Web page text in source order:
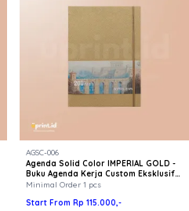
AGSC-006
Agenda Solid Color IMPERIAL GOLD -
Buku Agenda Kerja Custom Eksklusif
Premium
Minimal Order 1 pcs
Start From Rp 115.000,-